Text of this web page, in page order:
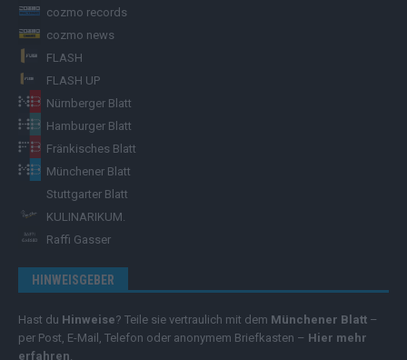
cozmo records
cozmo news
FLASH
FLASH UP
Nürnberger Blatt
Hamburger Blatt
Fränkisches Blatt
Münchener Blatt
Stuttgarter Blatt
KULINARIKUM.
Raffi Gasser
HINWEISGEBER
Hast du Hinweise? Teile sie vertraulich mit dem Münchener Blatt –
per Post, E-Mail, Telefon oder anonymem Briefkasten – Hier mehr
erfahren.